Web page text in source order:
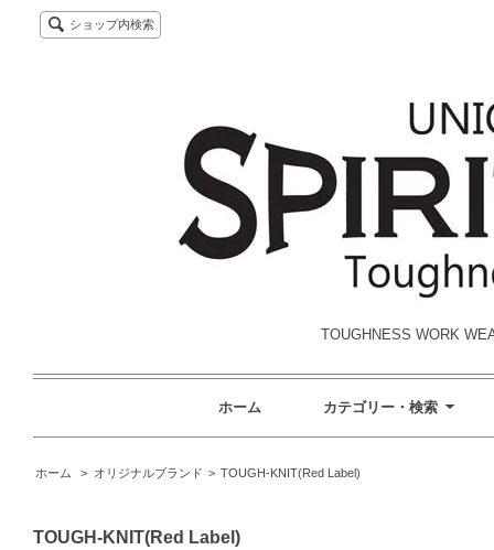
ショップ内検索
TOUGHNESS WORK
ホーム カテゴリー・検索
ホーム > オリジナルブランド > TOUGH-KNIT(Red Label)
TOUGH-KNIT(Red Label)